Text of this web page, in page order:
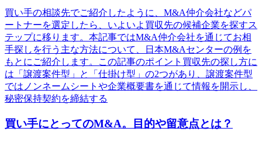
買い手の相談先でご紹介したように、M&A仲介会社などパ
ートナーを選定したら、いよいよ買収先の候補企業を探すス
テップに移ります。本記事ではM&A仲介会社を通じてお相
手探しを行う主な方法について、日本M&Aセンターの例を
もとにご紹介します。この記事のポイント買収先の探し方に
は「譲渡案件型」と「仕掛け型」の2つがあり、譲渡案件型
ではノンネームシートや企業概要書を通じて情報を開示し、
秘密保持契約を締結する
買い手にとってのM&A。目的や留意点とは？